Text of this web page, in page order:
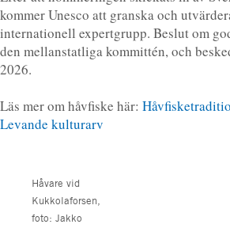
kommer Unesco att granska och
internationell expertgrupp. Beslut om
den mellanstatliga kommittén, och
2026.
Läs mer om håvfiske här:
Levande kulturarv
Håvare vid
Kukkolaforsen,
foto: Jakko